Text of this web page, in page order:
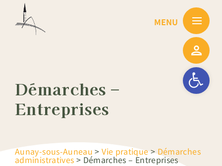
Ouvrir la
Démarches –
Entreprises
Aunay-sous-Auneau >Vie pratique>Démarches
administratives > Démarches – Entreprises